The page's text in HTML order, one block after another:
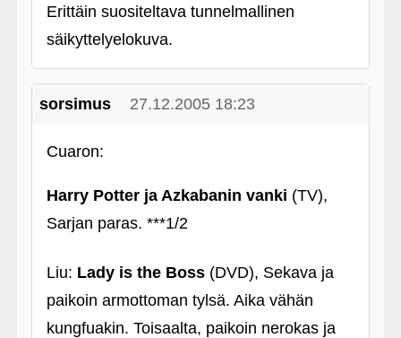
Erittäin suositeltava tunnelmallinen
säikyttelyelokuva.
sorsimus 27.12.2005 18:23
Cuaron:
Harry Potter ja Azkabanin vanki (TV),
Sarjan paras. ***1/2
Liu: Lady is the Boss(DVD), Sekava ja
paikoin armottoman tylsä. Aika vähän
kungfuakin. Toisaalta, paikoin nerokas ja